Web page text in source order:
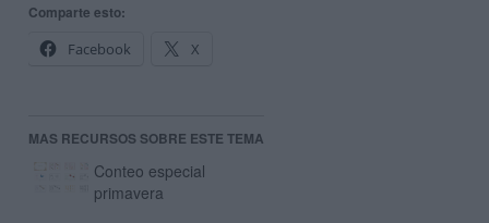
Comparte esto:
Facebook
X
MAS RECURSOS SOBRE ESTE TEMA
Conteo especial
primavera